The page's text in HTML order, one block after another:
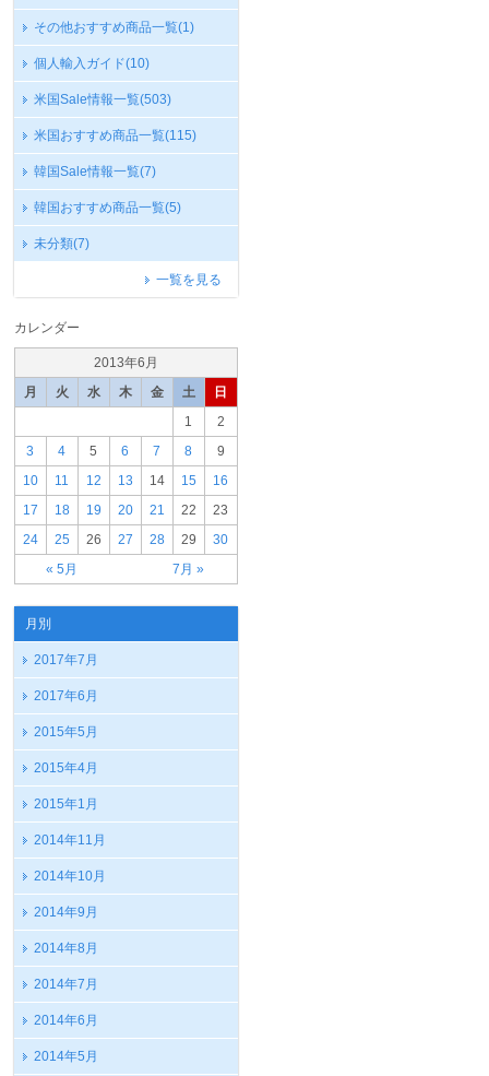
その他おすすめ商品一覧(1)
個人輸入ガイド(10)
米国Sale情報一覧(503)
米国おすすめ商品一覧(115)
韓国Sale情報一覧(7)
韓国おすすめ商品一覧(5)
未分類(7)
一覧を見る
カレンダー
2013年6月
月
火 水 木 金 土 日
« 5月 7月 »
1
2
3
4 5 6 7 8
9
10
11 12 13 14 15
16
17
18 19 20 21 22
23
24
25 26 27 28 29 30
月別
2017年7月
2017年6月
2015年5月
2015年4月
2015年1月
2014年11月
2014年10月
2014年9月
2014年8月
2014年7月
2014年6月
2014年5月